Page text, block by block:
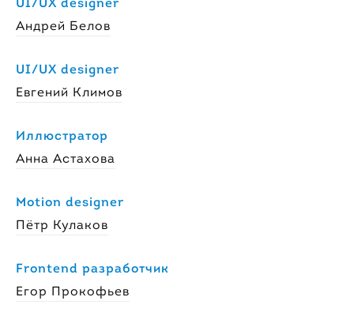
Андрей Белов
UI/UX designer
Евгений Климов
Иллюстратор
Анна Астахова
Motion designer
Пётр Кулаков
Frontend разработчик
Егор Прокофьев